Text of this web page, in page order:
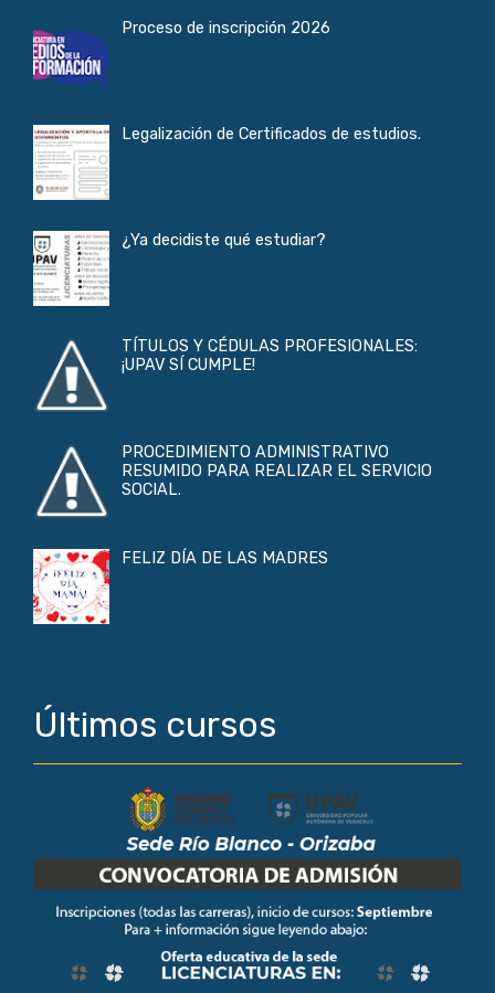
Proceso de inscripción 2026
Legalización de Certificados de estudios.
¿Ya decidiste qué estudiar?
TÍTULOS Y CÉDULAS PROFESIONALES:
¡UPAV SÍ CUMPLE!
PROCEDIMIENTO ADMINISTRATIVO
RESUMIDO PARA REALIZAR EL SERVICIO
SOCIAL.
FELIZ DÍA DE LAS MADRES
Últimos cursos